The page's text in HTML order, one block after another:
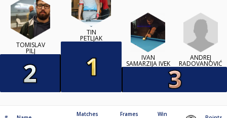
TOMISLAV
PILJ
TIN
PETLJAK
IVAN
SAMARZIJA IVEK
ANDREJ
RADOVANOVIĆ
Matches
Frames
Win